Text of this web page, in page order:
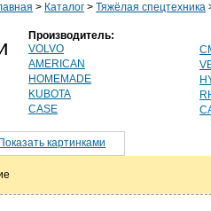
> Каталог > Тяжёлая спецтехника
Производитель:
VOLVO
AMERICAN
HOMEMADE
KUBOTA
CASE
Показать картинками